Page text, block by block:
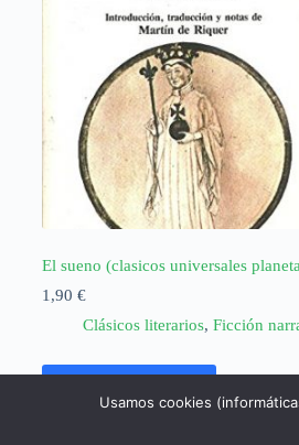
El sueno (clasicos universales
1,90 €
Clásicos literarios, Ficción
Usamos cookies